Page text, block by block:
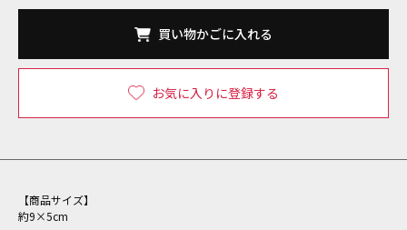
買い物かごに入れる
お気に入りに登録する
【商品サイズ】
約9×5cm